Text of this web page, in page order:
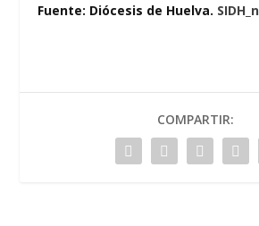
Fuente: Diócesis de Huelva.
COMPARTIR: